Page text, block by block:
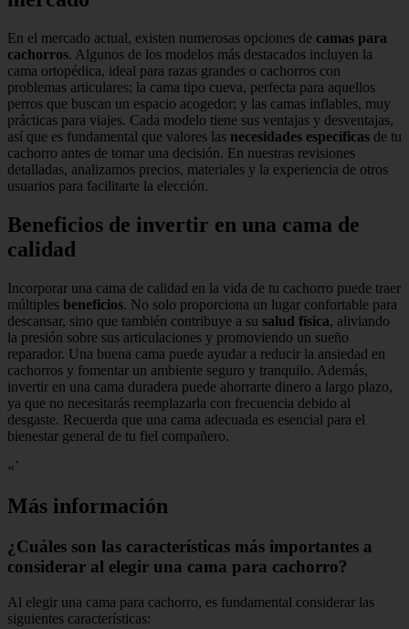
En el mercado actual, existen numerosas opciones de camas para
cachorros. Algunos de los modelos más destacados incluyen la
cama ortopédica, ideal para razas grandes o cachorros con
problemas articulares; la cama tipo cueva, perfecta para aquellos
perros que buscan un espacio acogedor; y las camas inflables, muy
prácticas para viajes. Cada modelo tiene sus ventajas y desventajas,
así que es fundamental que valores las necesidades específicas de tu
cachorro antes de tomar una decisión. En nuestras revisiones
detalladas, analizamos precios, materiales y la experiencia de otros
usuarios para facilitarte la elección.
Beneficios de invertir en una cama de
calidad
Incorporar una cama de calidad en la vida de tu cachorro puede traer
múltiples beneficios. No solo proporciona un lugar confortable para
descansar, sino que también contribuye a su salud física, aliviando
la presión sobre sus articulaciones y promoviendo un sueño
reparador. Una buena cama puede ayudar a reducir la ansiedad en
cachorros y fomentar un ambiente seguro y tranquilo. Además,
invertir en una cama duradera puede ahorrarte dinero a largo plazo,
ya que no necesitarás reemplazarla con frecuencia debido al
desgaste. Recuerda que una cama adecuada es esencial para el
bienestar general de tu fiel compañero.
«`
Más información
¿Cuáles son las características más importantes a
considerar al elegir una cama para cachorro?
Al elegir una cama para cachorro, es fundamental considerar las
siguientes características: